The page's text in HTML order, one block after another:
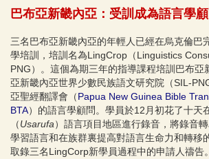
巴布亞新畿內亞：受訓成為語言學
三名巴布亞新畿內亞的年輕人已經在烏克倫巴
學培訓，培訓名為LingCrop（Linguistics
PNG）。這個為期三年的指導課程培訓巴布亞
亞新畿內亞世界少數民族語文研究院（SIL-
亞聖經翻譯會（Papua New Guinea Bible
BTA）的語言學顧問。學員於12月初花了十天
（Usarufa）語言項目地區進行錄音，將錄音
學習語言和在族群裏提高對語言生命力和轉移
取錄三名LingCorp新學員過程中的申請人禱告